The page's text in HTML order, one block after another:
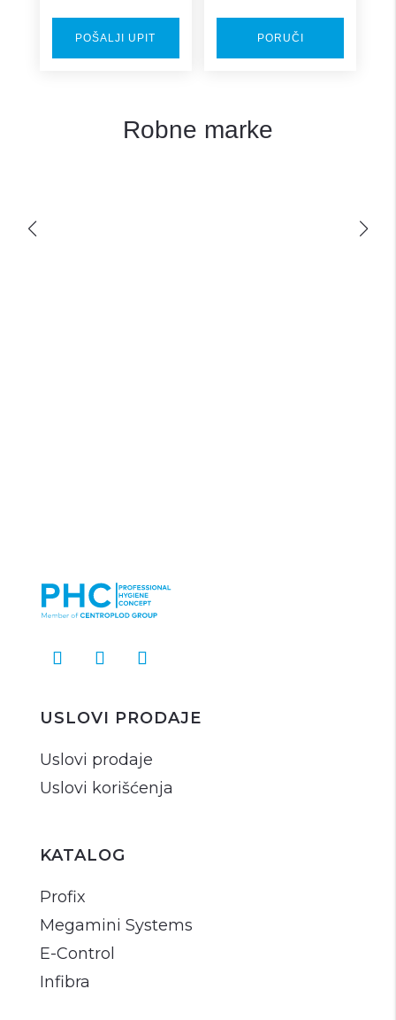
POŠALJI UPIT PORUČI
Robne marke
USLOVI PRODAJE
Uslovi prodaje
Uslovi korišćenja
KATALOG
Profix
Megamini Systems
E-Control
Infibra